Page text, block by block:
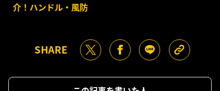
介！ハンドル・風防
SHARE